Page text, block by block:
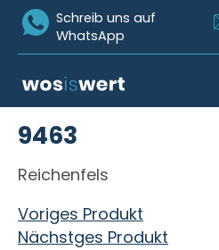
Icon Whatsapp
Schreib uns auf
WhatsApp
9463
Reichenfels
Beitragsnavigation
Voriges Produkt
Nächstges Produkt